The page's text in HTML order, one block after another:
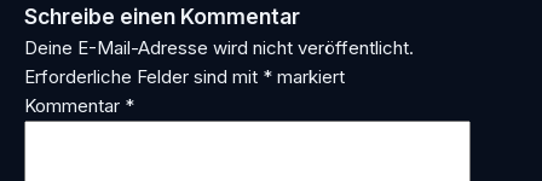
Schreibe einen Kommentar
Deine E-Mail-Adresse wird nicht veröffentlicht.
Erforderliche Felder sind mit * markiert
Kommentar *